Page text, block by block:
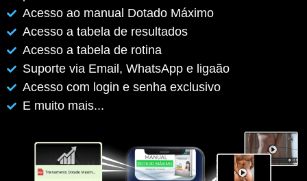
Acesso ao manual Dotado Máximo
Acesso a tabela de resultados
Acesso a tabela de rotina
Suporte via Email, WhatsApp e ligaão
Acesso com login e senha exclusivo
E muito mais...